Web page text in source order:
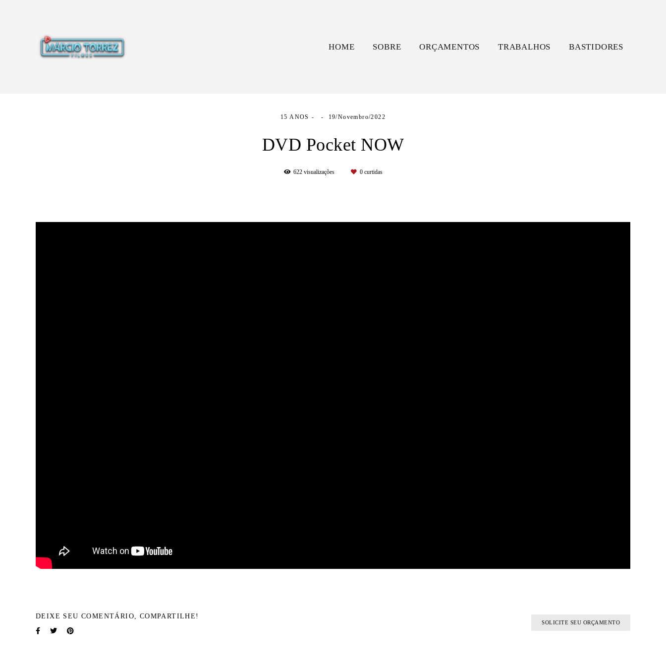
HOME SOBRE ORÇAMENTOS TRABALHOS BASTIDORES
15 ANOS 19/Novembro/2022
DVD Pocket NOW
622visualizações 0curtidas
DEIXE SEU COMENTÁRIO, COMPARTILHE!
SOLICITE SEU ORÇAMENTO